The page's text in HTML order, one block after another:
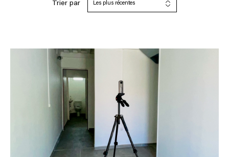
Trier par Les plus récentes